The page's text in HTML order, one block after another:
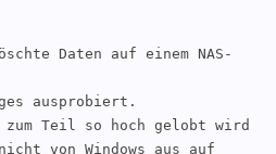
Daten auf einem NAS-
ausprobiert.
Teil so hoch gelobt wird
von Windows aus auf